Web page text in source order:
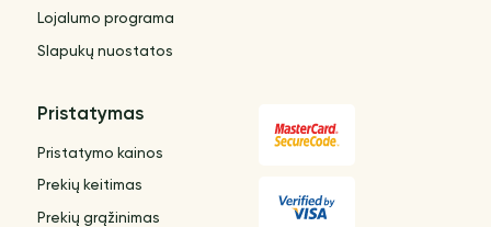
Lojalumo programa
Slapukų nuostatos
Pristatymas
Pristatymo kainos
Prekių keitimas
Prekių grąžinimas